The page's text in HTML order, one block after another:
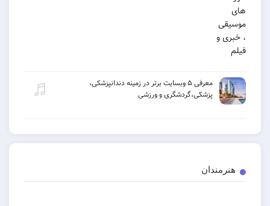
معرفی ۵ وبسایت برتر در زمینه دندانپزشکی،
پزشکی،گردشگری و ورزشی